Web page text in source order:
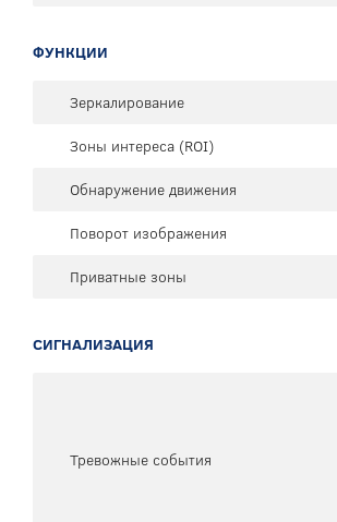
ФУНКЦИИ
Зеркалирование
Зоны интереса (ROI)
Обнаружение движения
Поворот изображения
Приватные зоны
СИГНАЛИЗАЦИЯ
Тревожные события